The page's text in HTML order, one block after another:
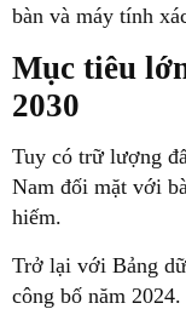
bàn và máy tính
Mục tiêu
2030
Tuy có trữ lượng
Nam đối mặt với
hiếm.
Trở lại với Bảng
công bố năm